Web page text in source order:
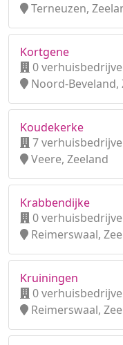
Terneuzen,
Kortgene
0
Noord-Beveland,
Koudekerke
7
Veere, Zeeland
Krabbendijke
0
Reimerswaal,
Kruiningen
0
Reimerswaal,